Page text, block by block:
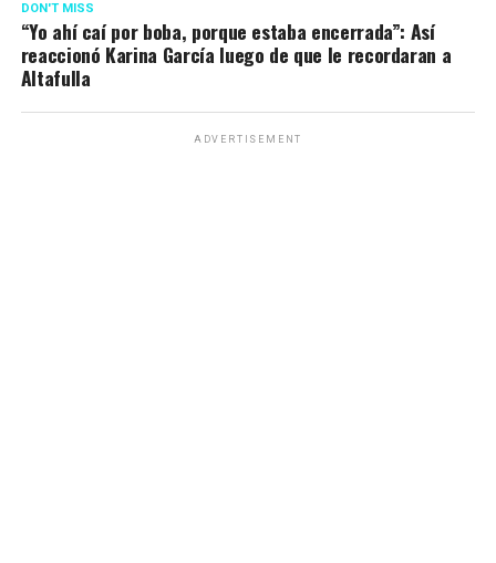
DON'T MISS
“Yo ahí caí por boba, porque estaba encerrada”: Así
reaccionó Karina García luego de que le recordaran a
Altafulla
ADVERTISEMENT